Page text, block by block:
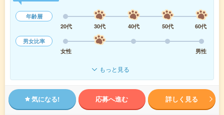
年齢層
20代
30代 40代 50代
60代
男女比率
女性
男性
もっと見る
気になる! 応募へ進む 詳しく見る